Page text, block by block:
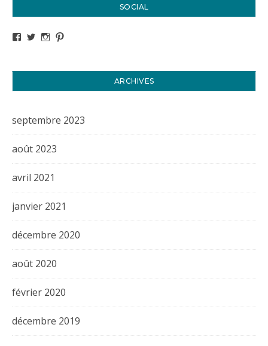
SOCIAL
Voir le profil de titval35 sur Facebook
Voir le profil de titval35 sur Twitter
Voir le profil de titval35 sur Instagram
ARCHIVES
septembre 2023
août 2023
avril 2021
janvier 2021
décembre 2020
août 2020
février 2020
décembre 2019